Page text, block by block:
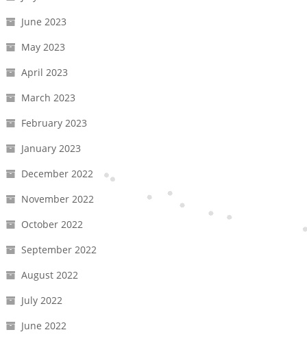
June 2023
May 2023
April 2023
March 2023
February 2023
January 2023
December 2022
November 2022
October 2022
September 2022
August 2022
July 2022
June 2022